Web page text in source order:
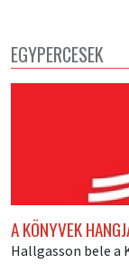
EGYPERCESEK
A KÖNYVEK
Hallgasson bele a